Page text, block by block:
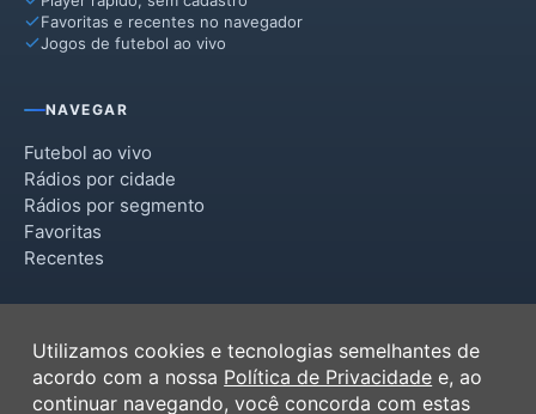
Favoritas e recentes no navegador
Jogos de futebol ao vivo
NAVEGAR
Futebol ao vivo
Rádios por cidade
Rádios por segmento
Favoritas
Recentes
Termos de Uso
Política de Privacidade
Utilizamos cookies e tecnologias semelhantes de
acordo com a nossa Política de Privacidade e, ao
continuar navegando, você concorda com estas